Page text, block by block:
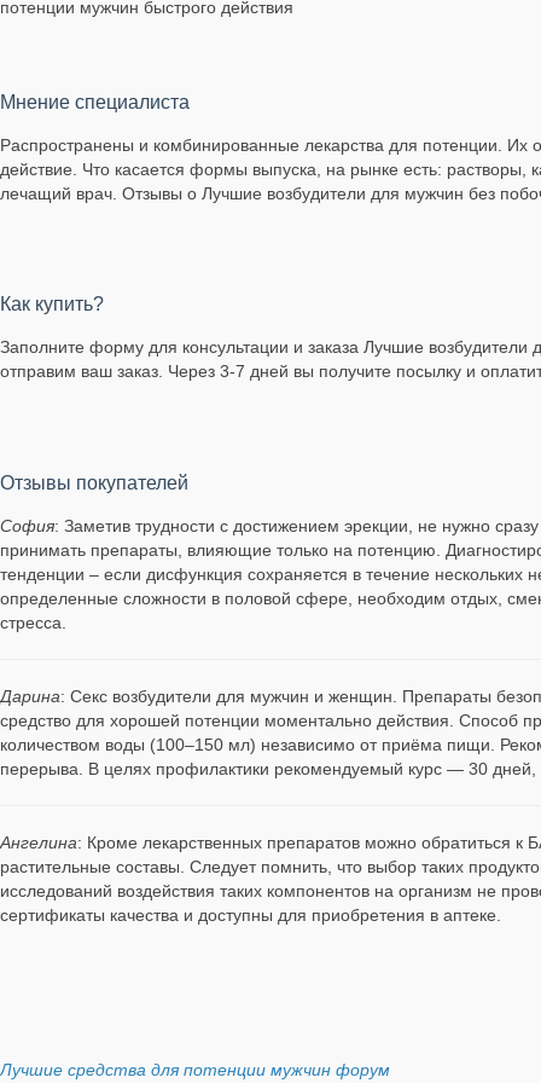
потенции мужчин быстрого действия
Мнение специалиста
Распространены и комбинированные лекарства для потенции.
действие. Что касается формы выпуска, на рынке есть:
лечащий врач. Отзывы о Лучшие возбудители для мужчин без
Как купить?
Заполните форму для консультации и заказа Лучшие
отправим ваш заказ. Через 3-7 дней вы получите посылку и
Отзывы покупателей
София: Заметив трудности с достижением эрекции, не нужно
принимать препараты, влияющие только на потенцию.
тенденции – если дисфункция сохраняется в течение
определенные сложности в половой сфере, необходим отдых,
стресса.
Дарина: Секс возбудители для мужчин и женщин. Препараты
средство для хорошей потенции моментально действия. Способ
количеством воды (100–150 мл) независимо от приёма пищи.
перерыва. В целях профилактики рекомендуемый курс — 30 дней,
Ангелина: Кроме лекарственных препаратов можно обратиться к
растительные составы. Следует помнить, что выбор таких
исследований воздействия таких компонентов на организм не
сертификаты качества и доступны для приобретения в аптеке.
Лучшие средства для потенции мужчин форум